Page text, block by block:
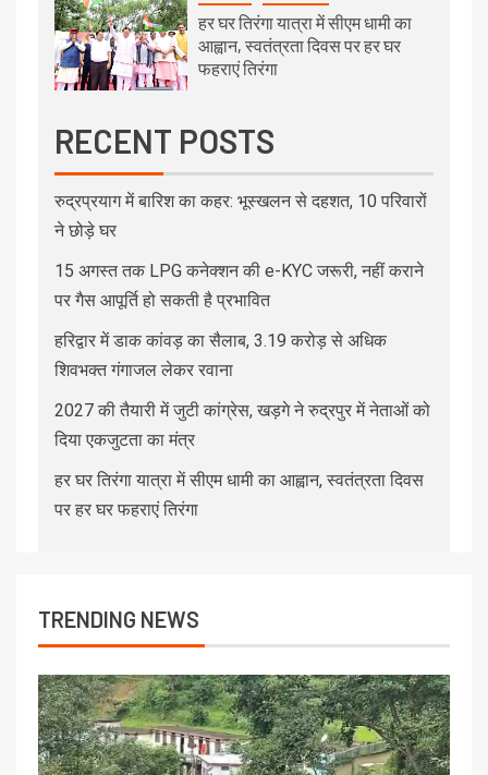
हर घर तिरंगा यात्रा में सीएम धामी का
आह्वान, स्वतंत्रता दिवस पर हर घर
फहराएं तिरंगा
RECENT POSTS
रुद्रप्रयाग में बारिश का कहर: भूस्खलन से दहशत, 10 परिवारों
ने छोड़े घर
15 अगस्त तक LPG कनेक्शन की e-KYC जरूरी, नहीं कराने
पर गैस आपूर्ति हो सकती है प्रभावित
हरिद्वार में डाक कांवड़ का सैलाब, 3.19 करोड़ से अधिक
शिवभक्त गंगाजल लेकर रवाना
2027 की तैयारी में जुटी कांग्रेस, खड़गे ने रुद्रपुर में नेताओं को
दिया एकजुटता का मंत्र
हर घर तिरंगा यात्रा में सीएम धामी का आह्वान, स्वतंत्रता दिवस
पर हर घर फहराएं तिरंगा
TRENDING NEWS